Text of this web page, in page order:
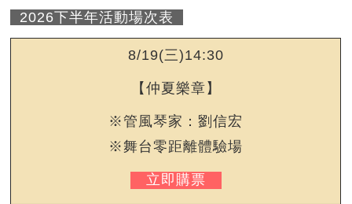
2026下半年活動場次表
8/19(三)14:30
【仲夏樂章】
※管風琴家：劉信宏
※舞台零距離體驗場
立即購票